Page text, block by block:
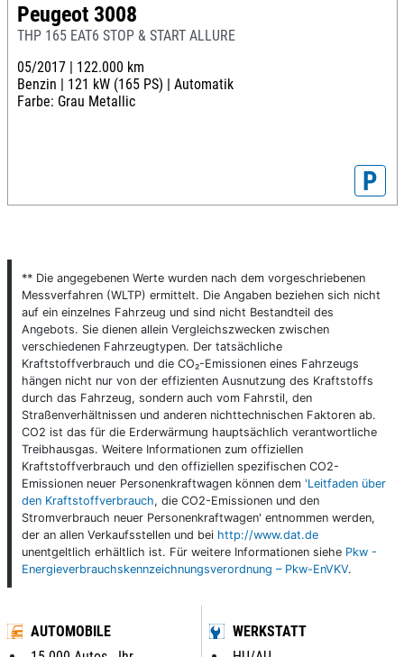
Peugeot 3008
THP 165 EAT6 STOP & START ALLURE
05/2017 | 122.000 km
Benzin | 121 kW (165 PS) | Automatik
Farbe: Grau Metallic
P
** Die angegebenen Werte wurden nach dem vorgeschriebenen
Messverfahren (WLTP) ermittelt. Die Angaben beziehen sich nicht
auf ein einzelnes Fahrzeug und sind nicht Bestandteil des
Angebots. Sie dienen allein Vergleichszwecken zwischen
verschiedenen Fahrzeugtypen. Der tatsächliche
Kraftstoffverbrauch und die CO₂-Emissionen eines Fahrzeugs
hängen nicht nur von der effizienten Ausnutzung des Kraftstoffs
durch das Fahrzeug, sondern auch vom Fahrstil, den
Straßenverhältnissen und anderen nichttechnischen Faktoren ab.
CO2 ist das für die Erderwärmung hauptsächlich verantwortliche
Treibhausgas. Weitere Informationen zum offiziellen
Kraftstoffverbrauch und den offiziellen spezifischen CO2-
Emissionen neuer Personenkraftwagen können dem 'Leitfaden über
den Kraftstoffverbrauch, die CO2-Emissionen und den
Stromverbrauch neuer Personenkraftwagen' entnommen werden,
der an allen Verkaufsstellen und bei http://www.dat.de
unentgeltlich erhältlich ist. Für weitere Informationen siehe Pkw -
Energieverbrauchskennzeichnungsverordnung – Pkw-EnVKV.
AUTOMOBILE
WERKSTATT